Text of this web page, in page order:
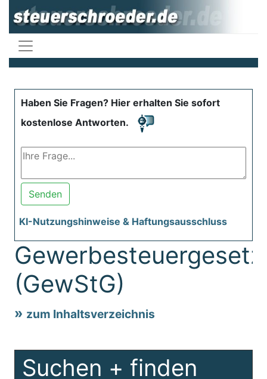
Haben Sie Fragen? Hier erhalten Sie sofort
kostenlose Antworten.
Senden
KI-Nutzungshinweise & Haftungsausschluss
Gewerbesteuergesetz
(GewStG)
zum Inhaltsverzeichnis
Suchen + finden